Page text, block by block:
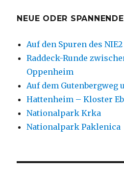
NEUE ODER
Auf den Spuren des NIE2
Raddeck-Runde
Oppenheim
Auf dem Gutenbergweg
Hattenheim – Kloster
Nationalpark Krka
Nationalpark Paklenica